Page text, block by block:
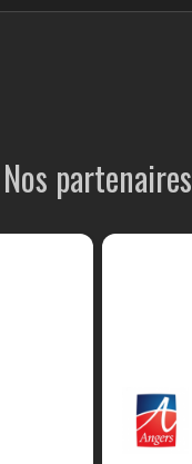
Nos partenaires